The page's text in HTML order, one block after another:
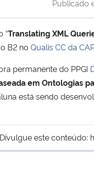
Publicado
“Translating XML
B2 no Qualis CC da
permanente do PPGI
em Ontologias
está sendo
Divulgue este conteúdo: